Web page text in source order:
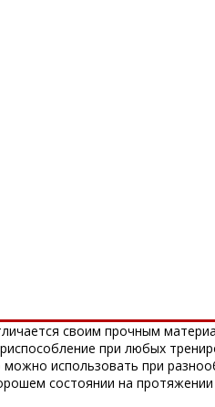
своим прочным
при любых
использовать при
состоянии на